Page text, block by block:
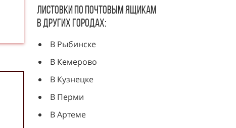
Листовки по почтовым ящикам
в других городах:
В Рыбинске
В Кемерово
В Кузнецке
В Перми
В Артеме